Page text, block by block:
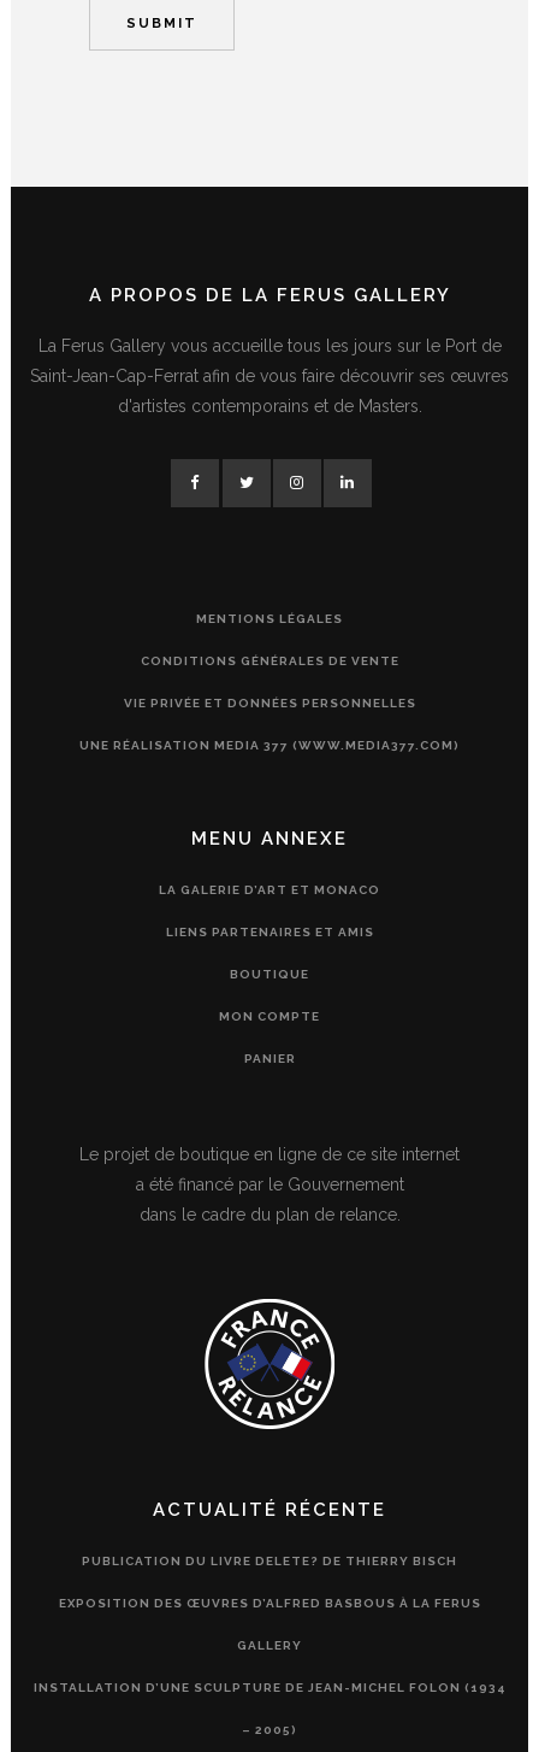
A PROPOS DE LA FERUS GALLERY
La Ferus Gallery vous accueille tous les jours sur le Port de
Saint-Jean-Cap-Ferrat afin de vous faire découvrir ses œuvres
d'artistes contemporains et de Masters.
MENTIONS LÉGALES
CONDITIONS GÉNÉRALES DE VENTE
VIE PRIVÉE ET DONNÉES PERSONNELLES
UNE RÉALISATION MEDIA 377 (WWW.MEDIA377.COM)
MENU ANNEXE
LA GALERIE D’ART ET MONACO
LIENS PARTENAIRES ET AMIS
BOUTIQUE
MON COMPTE
PANIER
Le projet de boutique en ligne de ce site internet
a été financé par le Gouvernement
dans le cadre du plan de relance.
ACTUALITÉ RÉCENTE
PUBLICATION DU LIVRE DELETE? DE THIERRY BISCH
EXPOSITION DES ŒUVRES D’ALFRED BASBOUS À LA FERUS
GALLERY
INSTALLATION D’UNE SCULPTURE DE JEAN-MICHEL FOLON (1934
– 2005)